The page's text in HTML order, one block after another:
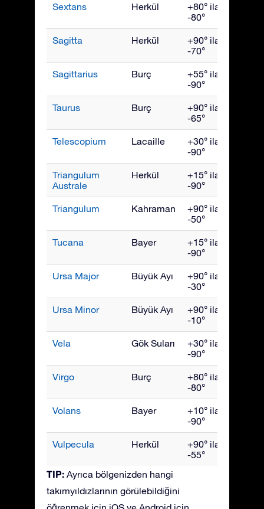
Sextans Herkül
+80° ila
-80°
Sagitta Herkül
+90° ila
-70°
Sagittarius Burç
+55° ila
-90°
Taurus Burç
+90° ila
-65°
Telescopium Lacaille
+30° ila
-90°
Triangulum
Australe
Herkül
+15° ila
-90°
Triangulum Kahraman
+90° ila
-50°
Tucana Bayer
+15° ila
-90°
Ursa Major Büyük Ayı
+90° ila
-30°
Ursa Minor Büyük Ayı
+90° ila
-10°
Vela Gök Suları
+30° ila
-90°
Virgo Burç
+80° ila
-80°
Volans Bayer
+10° ila
-90°
Vulpecula Herkül
+90° ila
-55°
TIP: Ayrıca bölgenizden hangi
takımyıldızlarının görülebildiğini